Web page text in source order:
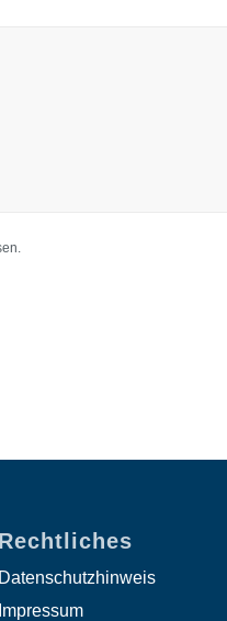
Rechtliches
Datenschutzhinweis
Impressum